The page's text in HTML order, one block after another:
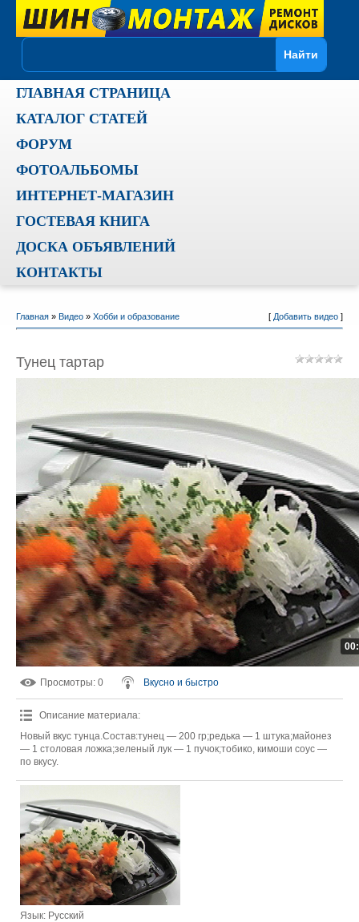
ГЛАВНАЯ СТРАНИЦА
КАТАЛОГ СТАТЕЙ
ФОРУМ
ФОТОАЛЬБОМЫ
ИНТЕРНЕТ-МАГАЗИН
ГОСТЕВАЯ КНИГА
ДОСКА ОБЪЯВЛЕНИЙ
КОНТАКТЫ
Главная» Видео» Хобби и образование [ Добавить видео]
Тунец тартар
Просмотры: 0 Вкусно и быстро
Описание материала:
Новый вкус тунца.Состав:тунец — 200 гр;редька — 1 штука;майонез
— 1 столовая ложка;зеленый лук — 1 пучок;тобико, кимоши соус —
по вкусу.
Язык: Русский